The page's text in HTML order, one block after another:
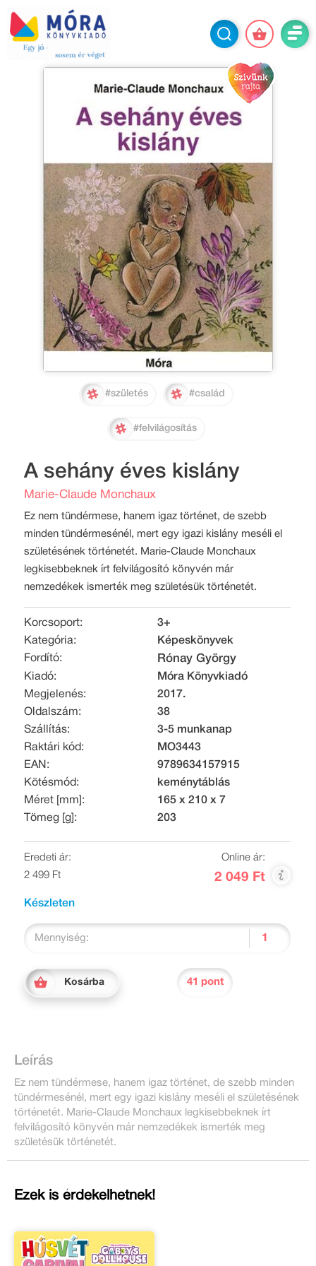
#születés #család
#felvilágosítás
A sehány éves kislány
Marie-Claude Monchaux
Ez nem tündérmese, hanem igaz történet, de szebb
minden tündérmesénél, mert egy igazi kislány meséli el
születésének történetét. Marie-Claude Monchaux
legkisebbeknek írt felvilágosító könyvén már
nemzedékek ismerték meg születésük történetét.
Korcsoport:
3+
Kategória:
Képeskönyvek
Fordító:
Rónay György
Kiadó:
Móra Könyvkiadó
Megjelenés:
2017.
Oldalszám:
38
Szállítás:
3-5 munkanap
Raktári kód:
MO3443
EAN:
9789634157915
Kötésmód:
keménytáblás
Méret [mm]:
165 x 210 x 7
Tömeg [g]:
203
Eredeti ár:
2 499 Ft
Online ár:
2 049 Ft
Készleten
Mennyiség:
Kosárba 41 pont
Leírás
Ez nem tündérmese, hanem igaz történet, de szebb minden
tündérmesénél, mert egy igazi kislány meséli el születésének
történetét. Marie-Claude Monchaux legkisebbeknek írt
felvilágosító könyvén már nemzedékek ismerték meg
születésük történetét.
Ezek is érdekelhetnek!